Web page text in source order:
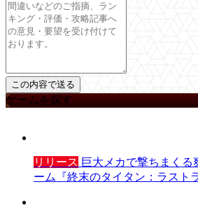
ゲームを探す
リリース 巨大メカで撃ちまく
ーム『終末のタイタン：ラスト